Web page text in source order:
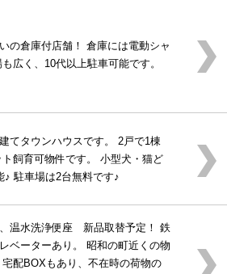
の倉庫付店舗！ 倉庫には電動シャ
広く、10代以上駐車可能です。
てタウンハウスです。 2戸で1棟
飼育可物件です。 小型犬・猫ど
♪ 駐車場は2台無料です♪
温水洗浄便座 新品取替予定！ 鉄
ベーターあり。 昭和の町近くの物
配BOXもあり、不在時の荷物の